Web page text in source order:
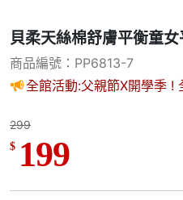
貝柔天絲棉舒膚平衡童
商品編號：PP6813-7
全館活動:父親節X開學季 !
299
$ 199